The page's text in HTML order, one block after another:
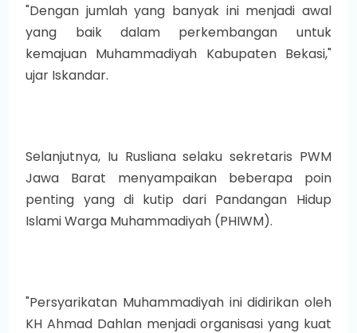
"Dengan jumlah yang banyak ini menjadi awal
yang baik dalam perkembangan untuk
kemajuan Muhammadiyah Kabupaten Bekasi,"
ujar Iskandar.
Selanjutnya, Iu Rusliana selaku sekretaris PWM
Jawa Barat menyampaikan beberapa poin
penting yang di kutip dari Pandangan Hidup
Islami Warga Muhammadiyah (PHIWM).
"Persyarikatan Muhammadiyah ini didirikan oleh
KH Ahmad Dahlan menjadi organisasi yang kuat